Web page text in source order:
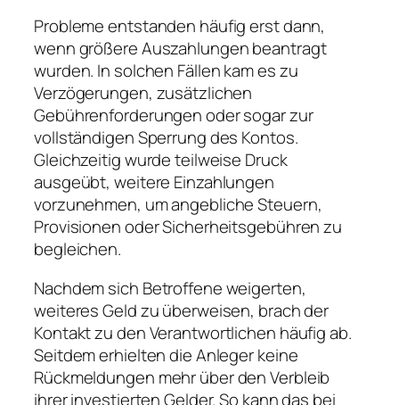
Probleme entstanden häufig erst dann,
wenn größere Auszahlungen beantragt
wurden. In solchen Fällen kam es zu
Verzögerungen, zusätzlichen
Gebührenforderungen oder sogar zur
vollständigen Sperrung des Kontos.
Gleichzeitig wurde teilweise Druck
ausgeübt, weitere Einzahlungen
vorzunehmen, um angebliche Steuern,
Provisionen oder Sicherheitsgebühren zu
begleichen.
Nachdem sich Betroffene weigerten,
weiteres Geld zu überweisen, brach der
Kontakt zu den Verantwortlichen häufig ab.
Seitdem erhielten die Anleger keine
Rückmeldungen mehr über den Verbleib
ihrer investierten Gelder. So kann das bei